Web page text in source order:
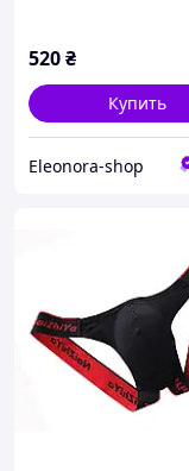
520₴
Купить
Eleonora-shop